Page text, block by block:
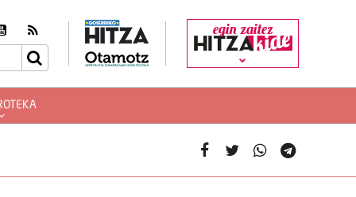
egin zaitez